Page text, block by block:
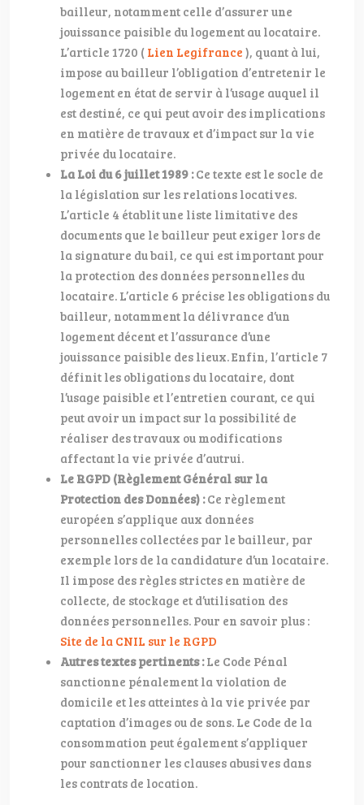
bailleur, notamment celle d’assurer une
jouissance paisible du logement au locataire.
L’article 1720 ( Lien Legifrance ), quant à lui,
impose au bailleur l’obligation d’entretenir le
logement en état de servir à l’usage auquel il
est destiné, ce qui peut avoir des implications
en matière de travaux et d’impact sur la vie
privée du locataire.
La Loi du 6 juillet 1989 :Ce texte est le socle de
la législation sur les relations locatives.
L’article 4 établit une liste limitative des
documents que le bailleur peut exiger lors de
la signature du bail, ce qui est important pour
la protection des données personnelles du
locataire. L’article 6 précise les obligations du
bailleur, notamment la délivrance d’un
logement décent et l’assurance d’une
jouissance paisible des lieux. Enfin, l’article 7
définit les obligations du locataire, dont
l’usage paisible et l’entretien courant, ce qui
peut avoir un impact sur la possibilité de
réaliser des travaux ou modifications
affectant la vie privée d’autrui.
Le RGPD (Règlement Général sur la
Protection des Données) :Ce règlement
européen s’applique aux données
personnelles collectées par le bailleur, par
exemple lors de la candidature d’un locataire.
Il impose des règles strictes en matière de
collecte, de stockage et d’utilisation des
données personnelles. Pour en savoir plus :
Site de la CNIL sur le RGPD
Autres textes pertinents :Le Code Pénal
sanctionne pénalement la violation de
domicile et les atteintes à la vie privée par
captation d’images ou de sons. Le Code de la
consommation peut également s’appliquer
pour sanctionner les clauses abusives dans
les contrats de location.